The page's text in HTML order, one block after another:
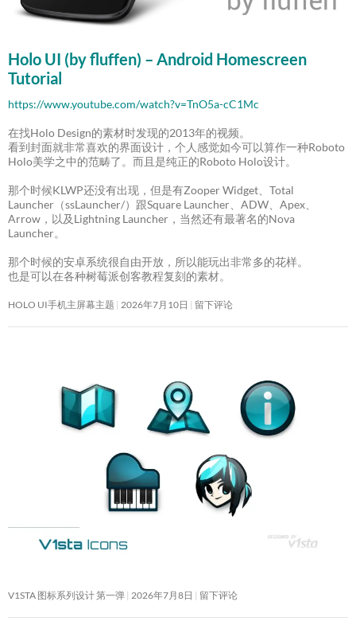
Holo UI (by fluffen) – Android Homescreen
Tutorial
https://www.youtube.com/watch?v=TnO5a-cC1Mc
在找Holo Design的素材时发现的2013年的视频。
看到封面就非常喜欢的界面设计，个人感觉如今可以算作一种Roboto
Holo美学之中的范畴了。而且是纯正的Roboto Holo设计。
那个时候KLWP还没有出现，但是有Zooper Widget、Total
Launcher（ssLauncher/）跟Square Launcher、ADW、Apex、
Arrow，以及Lightning Launcher，当然还有最著名的Nova
Launcher。
那个时候的安卓系统很自由开放，所以能玩出非常多的花样。
也是可以在各种树莓派创客教程复刻的素材。
HOLO UI手机主屏幕主题 2026年7月10日 留下评论
V1STA 图标系列设计 第一弹 2026年7月8日 留下评论